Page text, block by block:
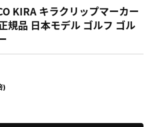
KIRA キラクリップマーカー
規品 日本モデル ゴルフ ゴル
)